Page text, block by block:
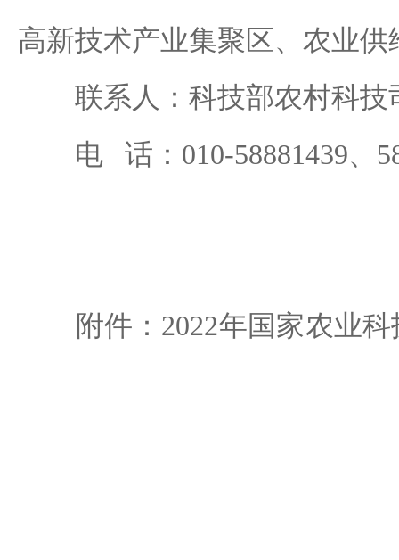
高新技术产业集聚区、农业
联系人：科技部农村科技
电 话：010-58881439、
附件：2022年国家农业